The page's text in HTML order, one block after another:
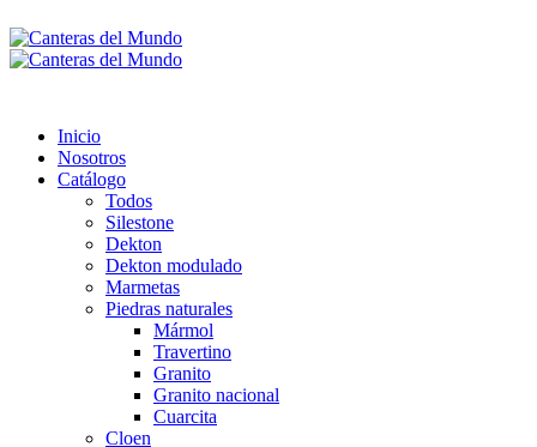
Inicio
Nosotros
Catálogo
Todos
Silestone
Dekton
Dekton modulado
Marmetas
Piedras naturales
Mármol
Travertino
Granito
Granito nacional
Cuarcita
Cloen